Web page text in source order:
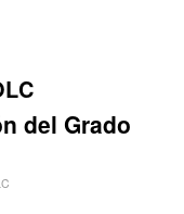
del Grado